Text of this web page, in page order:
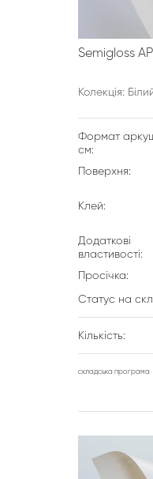
Semigloss
Колекція:
Формат
см:
Поверхня:
Клей:
Додаткові
властивості:
Просічка:
Статус на
Кількість:
складська програма